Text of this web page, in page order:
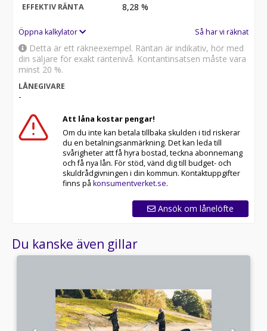
EFFEKTIV RÄNTA 8,28 %
Öppna kalkylator Så har vi räknat
Detta är ett räkneexempel. Räntan är indikativ, hör med
din säljare för exakt räntenivå. Kontantinsatsen måste vara
minst 20 %.
LÅNEGIVARE
-
Att låna kostar pengar!
Om du inte kan betala tillbaka skulden i tid riskerar
du en betalningsanmärkning. Det kan leda till
svårigheter att få hyra bostad, teckna abonnemang
och få nya lån. För stöd, vänd dig till budget- och
skuldrådgivningen i din kommun. Kontaktuppgifter
finns på konsumentverket.se.
Ansök om lånelöfte
Du kanske även gillar